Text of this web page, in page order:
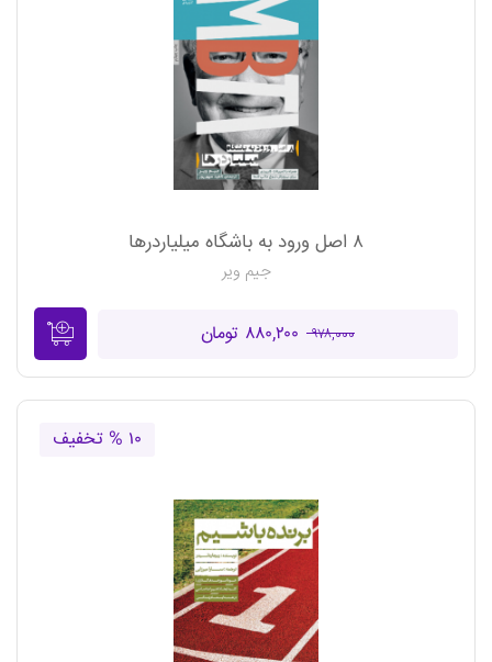
۸ اصل ورود به باشگاه میلیاردرها
جیم ویر
۹۷۸,۰۰۰ ۸۸۰,۲۰۰ تومان
۱۰ % تخفیف